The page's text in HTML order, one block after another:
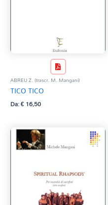
ABREU Z. (trascr. M. Mangani)
TICO TICO
Da:€16,50